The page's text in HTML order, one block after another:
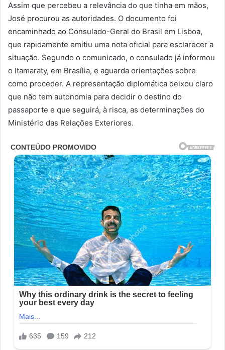
Assim que percebeu a relevância do que tinha em mãos,
José procurou as autoridades. O documento foi
encaminhado ao Consulado-Geral do Brasil em Lisboa,
que rapidamente emitiu uma nota oficial para esclarecer a
situação. Segundo o comunicado, o consulado já informou
o Itamaraty, em Brasília, e aguarda orientações sobre
como proceder. A representação diplomática deixou claro
que não tem autonomia para decidir o destino do
passaporte e que seguirá, à risca, as determinações do
Ministério das Relações Exteriores.